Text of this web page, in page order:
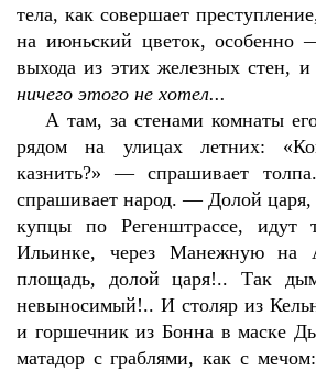
тела, как совершает
на июньский цветок, особенно
выхода из этих железных стен,
ничего этого не хотел...
А там, за стенами комнаты
рядом на улицах летних:
казнить?» — спрашивает
спрашивает народ. — Долой
купцы по Регенштрассе, идут
Ильинке, через Манежную на
площадь, долой царя!.. Так
невыносимый!.. И столяр из
и горшечник из Бонна в маске
матадор с граблями, как с